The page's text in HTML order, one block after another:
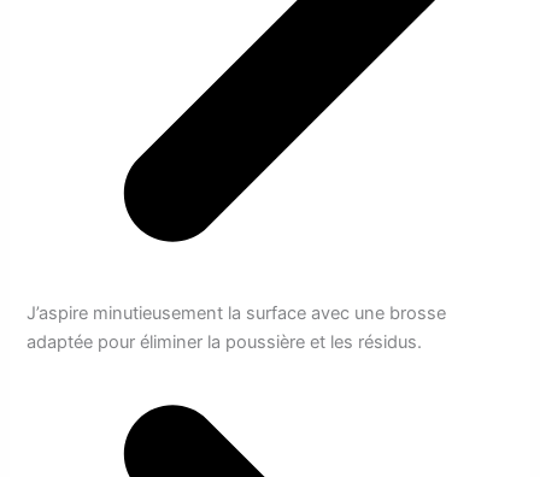
J’aspire minutieusement la surface avec une brosse
adaptée pour éliminer la poussière et les résidus.